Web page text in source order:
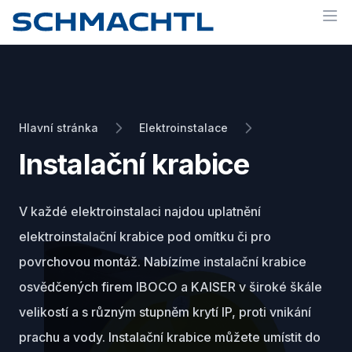
Hlavní stránka Elektroinstalace
Instalační krabice
V každé elektroinstalaci najdou uplatnění
elektroinstalační krabice pod omítku či pro
povrchovou montáž. Nabízíme instalační krabice
osvědčených firem IBOCO a KAISER v široké škále
velikostí a s různým stupněm krytí IP, proti vnikání
prachu a vody. Instalační krabice můžete umístit do